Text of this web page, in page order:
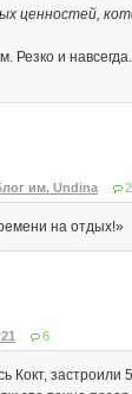
ценностей,
Резко и
им. Undina 2
на отдых!»
6
Кокт,